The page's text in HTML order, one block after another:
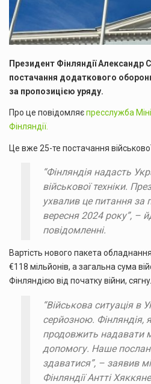
Президент Фінляндії Александр
постачання додаткового
за пропозицією уряду.
Про це повідомляєпресслужба
Фінляндії.
Це вже 25-те постачання військової
“Фінляндія надасть
військової техніки.
ухвалив це питання за
вересня 2024 року”, –
повідомленні.
Вартість нового пакета
€118 мільйонів, а загальна сума
Фінляндією від початку війни,
“Військова ситуація в
серйозною. Фінляндія,
продовжить надавати
допомогу. Наше
здаватися”, – заявив
Фінляндії Антті